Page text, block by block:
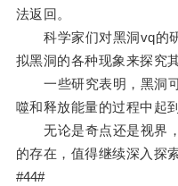
法返回。
科学家们对黑洞vq的研
拟黑洞的各种现象来探究
一些研究表明，黑洞可
噬和释放能量的过程中起
无论是奇点还是视界，
的存在，值得继续深入探
#44#